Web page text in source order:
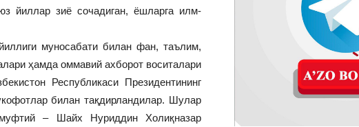
йиллар зиё сочадиган, ёшларга илм-
муносабати билан фан, таълим,
ҳамда оммавий ахборот воситалари
Республикаси Президентининг
билан тақдирландилар. Шулар
– Шайх Нуриддин Холиқназар